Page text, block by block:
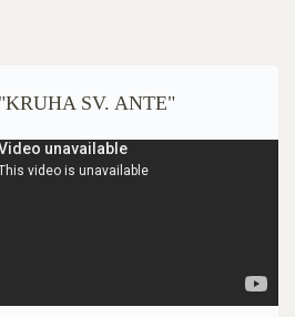
SV. ANTE"